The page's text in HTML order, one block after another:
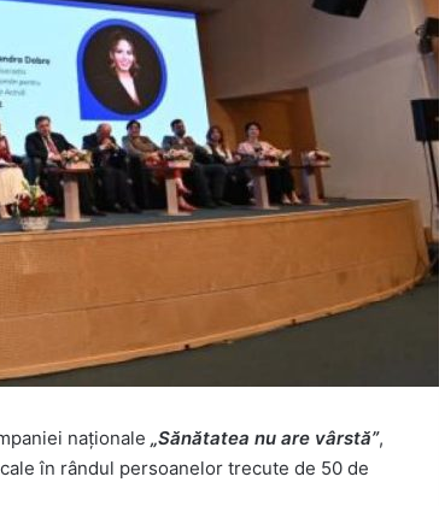
naționale „Sănătatea nu are vârstă”,
în rândul persoanelor trecute de 50 de